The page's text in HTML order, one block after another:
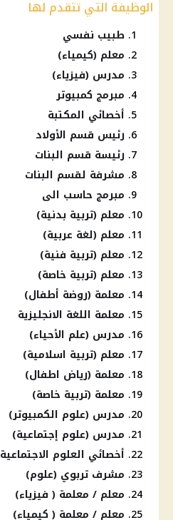
الوظيفة التي تتقدم لها
طبيب نفسي
معلم (كيمياء)
مدرس (فيزياء)
مبرمج كمبيوتر
أخصائي المكتبة
رئيس قسم الأولاد
رئيسة قسم البنات
مشرفة لقسم البنات
مبرمج حاسب الى
معلم (تربية بدنية)
معلم (لغة عربية)
معلم (تربية فنية)
معلم (تربية خاصة)
معلمة (روضة أطفال)
معلمة اللغة الانجليزية
مدرس (علم الأحياء)
معلم (تربية اسلامية)
معلمة (رياض اطفال)
معلمة (تربية خاصة)
مدرس (علوم الكمبيوتر)
مدرس (علوم إجتماعية)
أخصائي العلوم الاجتماعية
مشرف تربوي (علوم)
معلم / معلمة ( فيزياء)
معلم / معلمة ( كيمياء)